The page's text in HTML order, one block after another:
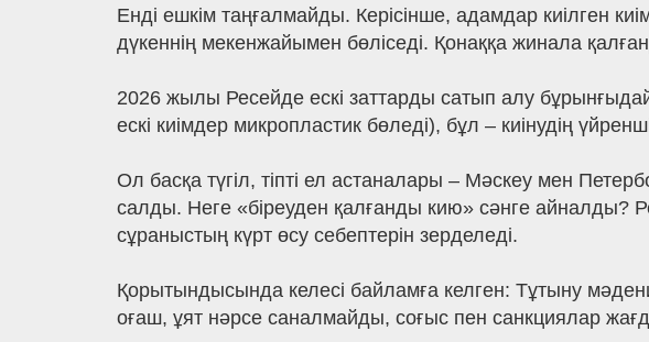
Енді ешкім таңғалмайды. Керісінше, адамдар киілген
дүкеннің мекенжайымен бөліседі. Қонаққа жинала
2026 жылы Ресейде ескі заттарды сатып алу
ескі киімдер микропластик бөледі), бұл – киінудің
Ол басқа түгіл, тіпті ел астаналары – Мәскеу мен
салды. Неге «біреуден қалғанды кию» сәнге айналды?
сұраныстың күрт өсу себептерін зерделеді.
Қорытындысында келесі байламға келген: Тұтыну
оғаш, ұят нәрсе саналмайды, соғыс пен санкциялар